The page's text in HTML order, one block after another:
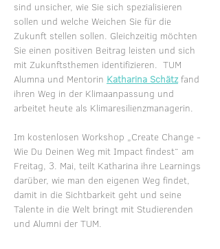
sind unsicher, wie Sie sich spezialisieren
sollen und welche Weichen Sie für die
Zukunft stellen sollen. Gleichzeitig möchten
Sie einen positiven Beitrag leisten und sich
mit Zukunftsthemen identifizieren.  TUM
Alumna und Mentorin Katharina Schätz fand
ihren Weg in der Klimaanpassung und
arbeitet heute als Klimaresilienzmanagerin.
Im kostenlosen Workshop „Create Change -
Wie Du Deinen Weg mit Impact findest“ am
Freitag, 3. Mai, teilt Katharina ihre Learnings
darüber, wie man den eigenen Weg findet,
damit in die Sichtbarkeit geht und seine
Talente in die Welt bringt mit Studierenden
und Alumni der TUM.